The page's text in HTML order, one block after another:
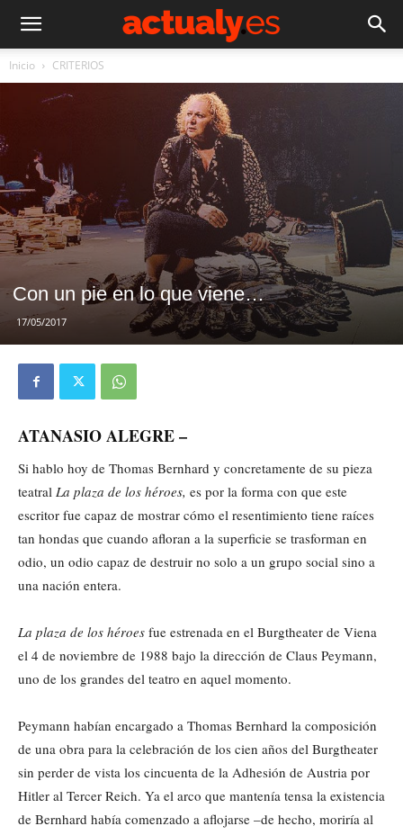
Inicio CRITERIOS
Con un pie en lo que viene…
17/05/2017
ATANASIO ALEGRE –
Si hablo hoy de Thomas Bernhard y concretamente de su pieza
teatral La plaza de los héroes, es por la forma con que este
escritor fue capaz de mostrar cómo el resentimiento tiene raíces
tan hondas que cuando afloran a la superficie se trasforman en
odio, un odio capaz de destruir no solo a un grupo social sino a
una nación entera.
La plaza de los héroes fue estrenada en el Burgtheater de Viena
el 4 de noviembre de 1988 bajo la dirección de Claus Peymann,
uno de los grandes del teatro en aquel momento.
Peymann habían encargado a Thomas Bernhard la composición
de una obra para la celebración de los cien años del Burgtheater
sin perder de vista los cincuenta de la Adhesión de Austria por
Hitler al Tercer Reich. Ya el arco que mantenía tensa la existencia
de Bernhard había comenzado a aflojarse –de hecho, moriría al